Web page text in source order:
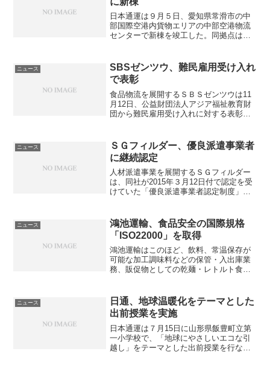
日本通運は９月５日、愛知県常滑市の中
部国際空港内貨物エリアの中部空港物流
センターで新棟を竣工した。同拠点は、
の貨物エリアに位置し、空港開港当初か
ら現在に至るまで、輸出・...
ニュース
SBSゼンツウ、難民雇用受け入れ
で表彰
食品物流を展開するＳＢＳゼンツウは11
月12日、公益財団法人アジア福祉教育財
団から難民雇用受け入れに対する表彰を
で計10名の難民を雇用。これまでの雇用
を通じた貢献が...
ニュース
ＳＧフィルダー、優良派遣事業者
に継続認定
人材派遣事業を展開するＳＧフィルダー
は、同社が2015年３月12日付で認定を受
けていた「優良派遣事業者認定制度」に
れた。優良派遣事業者認定制度は、派遣
労働者のキャリア...
ニュース
鴻池運輸、食品安全の国際規格
「ISO22000」を取得
鴻池運輸はこのほど、飲料、常温保存が
可能な加工調味料などの保管・入出庫業
務、販促物としての乾麺・レトルト食品
品安全の国際規格「ISO22000」を取得し
た。グループで初...
ニュース
日通、地球温暖化をテーマとした
出前授業を実施
日本通運は７月15日に山形県飯豊町立第
一小学校で、「地球にやさしいエコな引
越し」をテーマとした出前授業を行なっ